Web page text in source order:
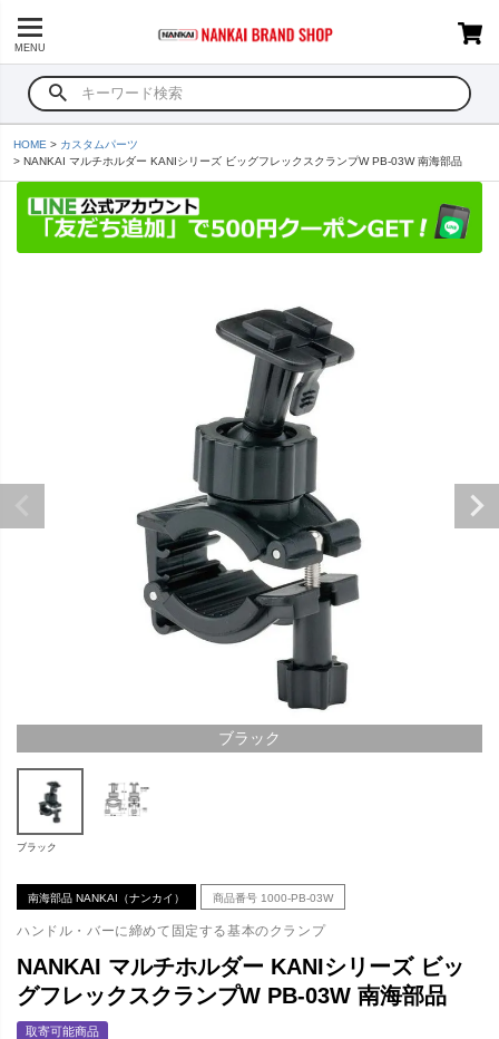
MENU
HOME
カスタムパーツ
NANKAI マルチホルダー KANIシリーズ ビッグフレックスクランプW PB-03W 南海部品
ブラック
ブラック
南海部品 NANKAI（ナンカイ） 商品番号 1000-PB-03W
ハンドル・バーに締めて固定する基本のクランプ
NANKAI マルチホルダー KANIシリーズ ビッ
グフレックスクランプW PB-03W 南海部品
取寄可能商品